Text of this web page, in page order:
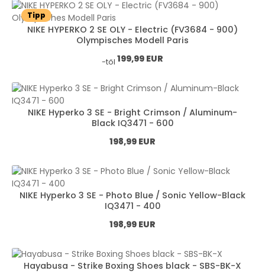
Tipp
NIKE HYPERKO 2 SE OLY - Electric (FV3684 - 900)
Olympisches Modell Paris
Normál ár:
-től 199,99 EUR
NIKE Hyperko 3 SE - Bright Crimson / Aluminum-
Black IQ3471 - 600
Normál ár:
198,99 EUR
NIKE Hyperko 3 SE - Photo Blue / Sonic Yellow-Black
IQ3471 - 400
Normál ár:
198,99 EUR
Hayabusa - Strike Boxing Shoes black - SBS-BK-X